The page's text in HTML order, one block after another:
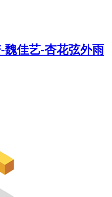
魏佳艺-杏花弦外雨